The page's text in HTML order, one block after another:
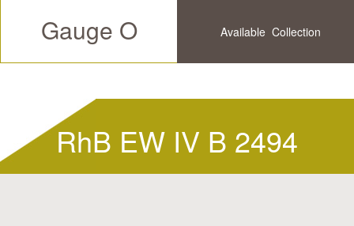
Gauge O Available Collection
RhB EW IV B 2494